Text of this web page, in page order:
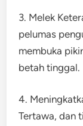
3. Melek
pelumas
membuka
betah tinggal.
4.
Tertawa, dan